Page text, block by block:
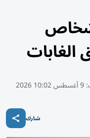
9 أغسطس 10:02 2026
شارك